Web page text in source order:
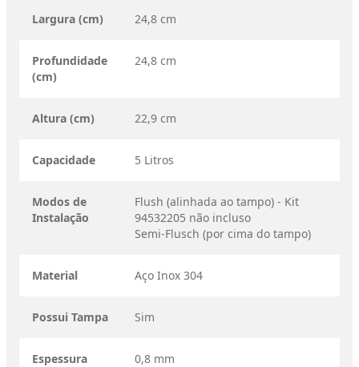
Largura (cm) 24,8 cm
Profundidade
(cm)
24,8 cm
Altura (cm) 22,9 cm
Capacidade 5 Litros
Modos de
Instalação
Flush (alinhada ao tampo) - Kit
94532205 não incluso
Semi-Flusch (por cima do tampo)
Material Aço Inox 304
Possui Tampa Sim
Espessura 0,8 mm